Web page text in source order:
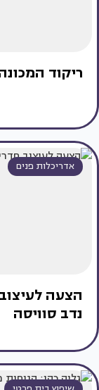
ריקוד
אדריכלות פנים
הצעה
נדב סוויסה